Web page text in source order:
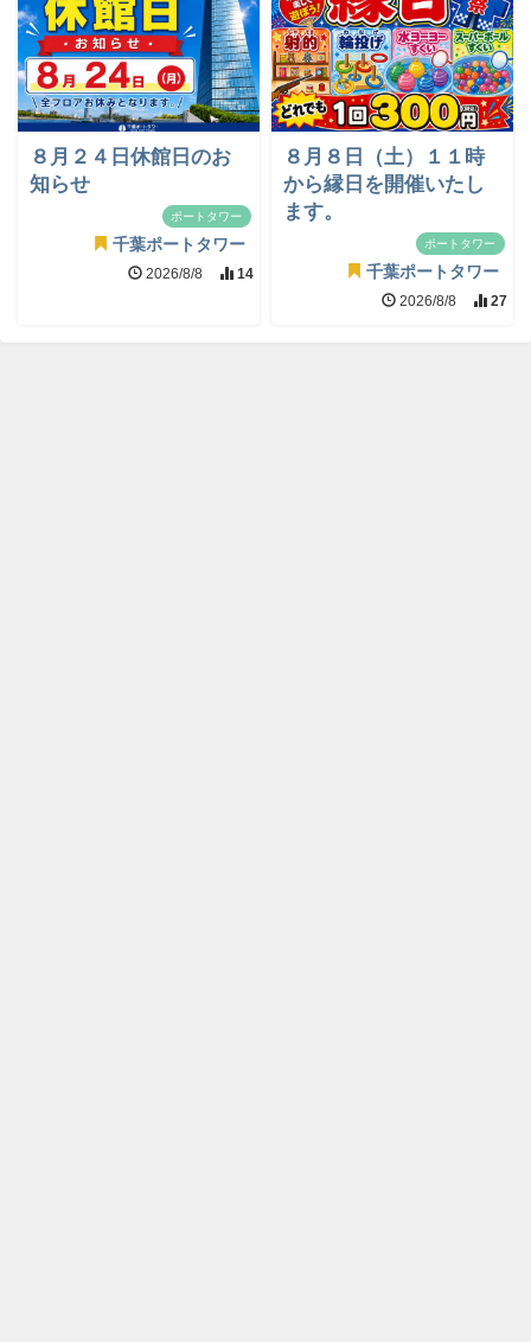
８月２４日休館日のお
知らせ
ポートタワー
千葉ポートタワー
2026/8/8 14
８月８日（土）１１時
から縁日を開催いたし
ます。
ポートタワー
千葉ポートタワー
2026/8/8 27